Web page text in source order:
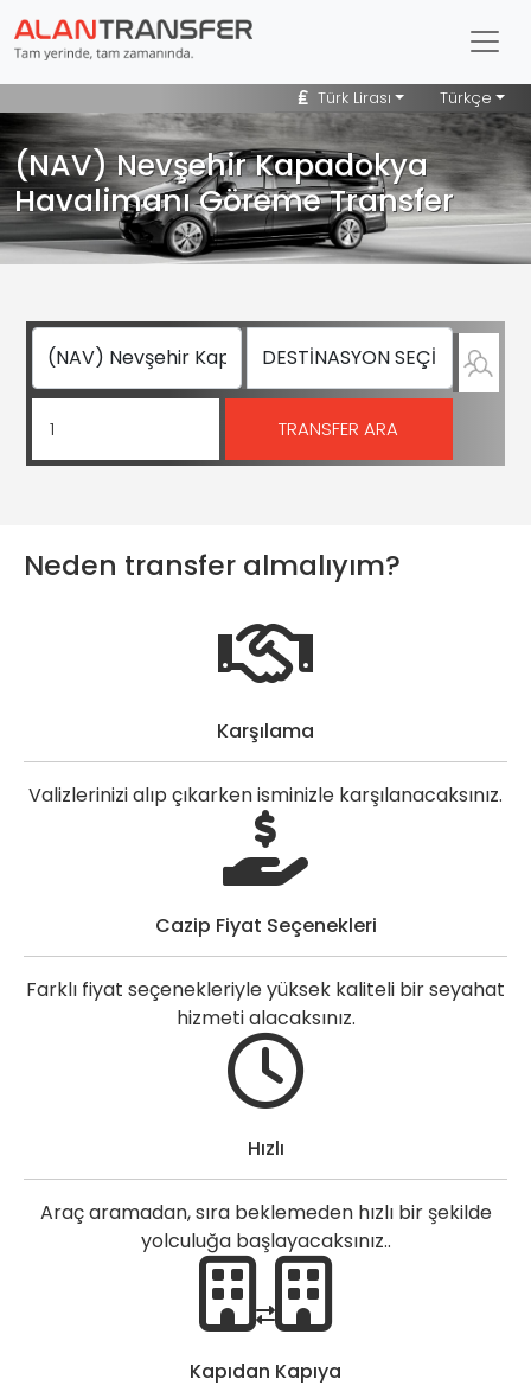
Türk Lirası Türkçe
(NAV) Nevşehir Kapadokya
Havalimanı Göreme Transfer
Neden transfer almalıyım?
Karşılama
Valizlerinizi alıp çıkarken isminizle karşılanacaksınız.
Cazip Fiyat Seçenekleri
Farklı fiyat seçenekleriyle yüksek kaliteli bir seyahat
hizmeti alacaksınız.
Hızlı
Araç aramadan, sıra beklemeden hızlı bir şekilde
yolculuğa başlayacaksınız..
Kapıdan Kapıya